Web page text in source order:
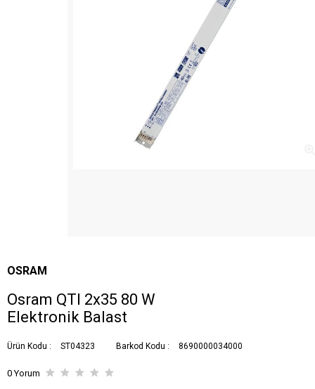
OSRAM
Osram QTI 2x35 80 W
Elektronik Balast
Ürün Kodu : ST04323 Barkod Kodu : 8690000034000
0 Yorum